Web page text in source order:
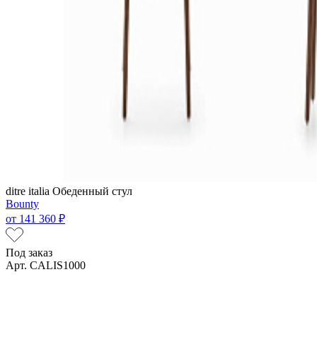
ditre italia Обеденный стул
Bounty
от 141 360 ₽
Под заказ
Арт. CALIS1000